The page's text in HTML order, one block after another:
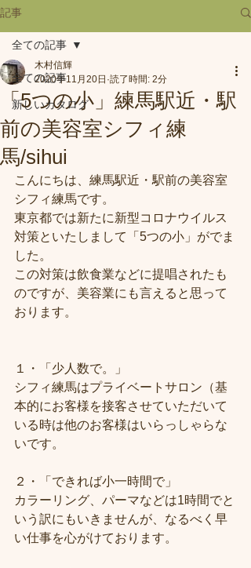
記事
全ての記事
新しいカタログ
全ての記事
「5つの小」練馬駅近・駅
前の美容室シフィ練
馬/sihui
木村信輝
2020年11月20日 読了時間: 2分
こんにちは、練馬駅近・駅前の美容室
シフィ練馬です。
東京都では新たに新型コロナウイルス
対策といたしまして「5つの小」がでま
した。
この対策は飲食業などに提唱されたも
のですが、美容業にも言えると思って
おります。
１・「少人数で。」
シフィ練馬はプライベートサロン（基
本的にお客様を接客させていただいて
いる時は他のお客様はいらっしゃらな
いです。
２・「できれば小一時間で」
カラーリング、パーマなどは1時間でと
いう訳にもいきませんが、なるべく早
い仕事を心がけております。